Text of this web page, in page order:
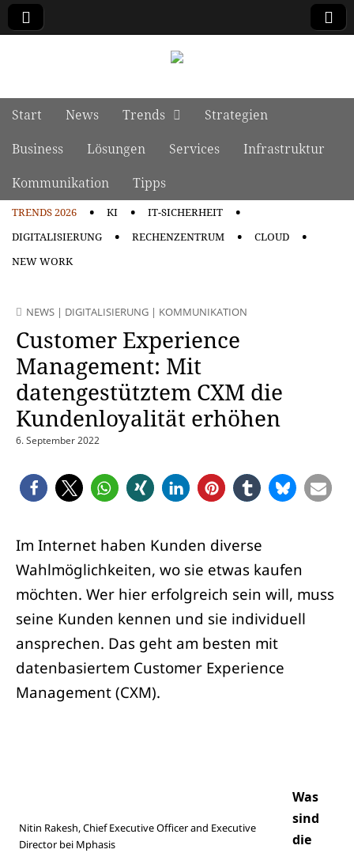
Main menu
Skip to content
Start News Trends
Strategien
Business
Lösungen Services
Infrastruktur
Kommunikation
Tipps
TRENDS 2026 KI
IT-SICHERHEIT
DIGITALISIERUNG
RECHENZENTRUM
CLOUD
NEW WORK
NEWS | DIGITALISIERUNG | KOMMUNIKATION
Customer Experience
Management: Mit
datengestütztem CXM die
Kundenloyalität erhöhen
6. September 2022
Im Internet haben Kunden diverse
Wahlmöglichkeiten, wo sie etwas kaufen
möchten. Wer hier erfolgreich sein will, muss
seine Kunden kennen und sie individuell
ansprechen. Das geht am besten mit
datenbasiertem Customer Experience
Management (CXM).
Nitin Rakesh, Chief Executive Officer and Executive
Director bei Mphasis
Was
sind
die